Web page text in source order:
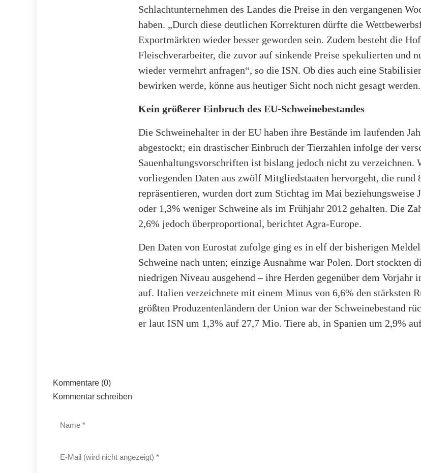
Schlachtunternehmen des Landes die Preise in den vergangenen
haben. „Durch diese deutlichen Korrekturen dürfte die
Exportmärkten wieder besser geworden sein. Zudem besteht die
Fleischverarbeiter, die zuvor auf sinkende Preise spekulierten und
wieder vermehrt anfragen“, so die ISN. Ob dies auch eine
bewirken werde, könne aus heutiger Sicht noch nicht gesagt werden.
Kein größerer Einbruch des EU-Schweinebestandes
Die Schweinehalter in der EU haben ihre Bestände im laufenden
abgestockt; ein drastischer Einbruch der Tierzahlen infolge der
Sauenhaltungsvorschriften ist bislang jedoch nicht zu verzeichnen.
vorliegenden Daten aus zwölf Mitgliedstaaten hervorgeht, die rund
repräsentieren, wurden dort zum Stichtag im Mai beziehungsweise
oder 1,3% weniger Schweine als im Frühjahr 2012 gehalten. Die
2,6% jedoch überproportional, berichtet Agra-Europe.
Den Daten von Eurostat zufolge ging es in elf der bisherigen
Schweine nach unten; einzige Ausnahme war Polen. Dort stockten
niedrigen Niveau ausgehend – ihre Herden gegenüber dem Vorjahr
auf. Italien verzeichnete mit einem Minus von 6,6% den stärksten
größten Produzentenländern der Union war der Schweinebestand
er laut ISN um 1,3% auf 27,7 Mio. Tiere ab, in Spanien um 2,9%
Kommentare (0)
Kommentar schreiben